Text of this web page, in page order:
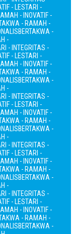
- LESTARI -
- INOVATIF -
- RAMAH -
BERTAKWA -
-
- INTEGRITAS -
- LESTARI -
- INOVATIF -
- RAMAH -
BERTAKWA -
-
- INTEGRITAS -
- LESTARI -
- INOVATIF -
- RAMAH -
BERTAKWA -
-
- INTEGRITAS -
- LESTARI -
- INOVATIF -
- RAMAH -
BERTAKWA -
-
- INTEGRITAS -
- LESTARI -
- INOVATIF -
- RAMAH -
BERTAKWA -